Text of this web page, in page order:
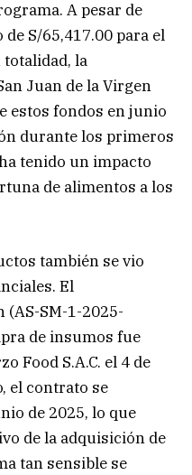
A pesar de
S/65,417.00 para el
la
Juan de la Virgen
estos fondos en junio
durante los primeros
tenido un impacto
de alimentos a los
también se vio
El
SM-1-2025-
de insumos fue
Food S.A.C. el 4 de
el contrato se
de 2025, lo que
de la adquisición de
tan sensible se